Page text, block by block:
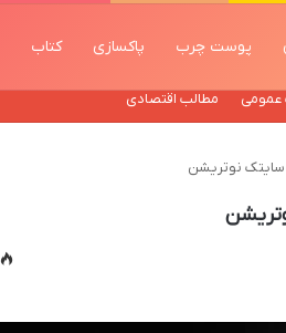
پوست چرب پاکسازی کتاب
عمومی مطالب اقتصادی
نوتریشن